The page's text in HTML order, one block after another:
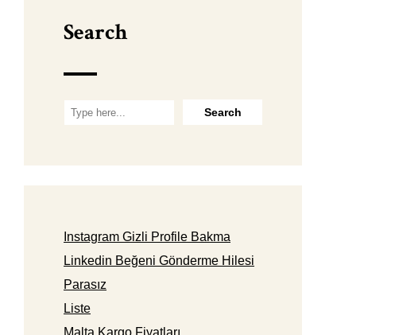
Search
Instagram Gizli Profile Bakma
Linkedin Beğeni Gönderme Hilesi
Parasız
Liste
Malta Kargo Fiyatları